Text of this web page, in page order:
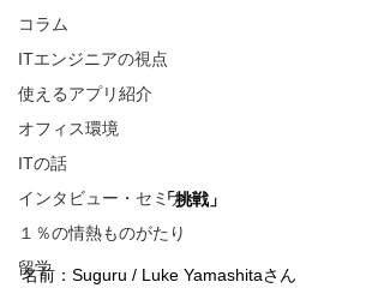
コラム
ITエンジニアの視点
使えるアプリ紹介
オフィス環境
ITの話
インタビュー・セミナー
１％の情熱ものがたり
留学
「挑戦」
名前：Suguru / Luke Yamashitaさん